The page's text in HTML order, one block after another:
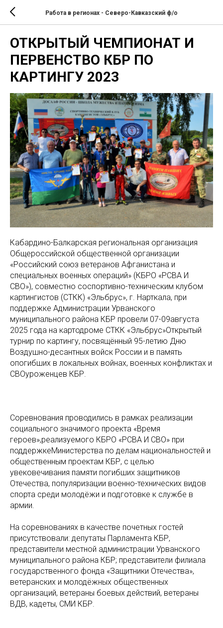
Работа в регионах - Северо-Кавказский ф/о
ОТКРЫТЫЙ ЧЕМПИОНАТ И
ПЕРВЕНСТВО КБР ПО
КАРТИНГУ 2023
Кабардино-Балкарская региональная организация
Общероссийской общественной организации
«Российский союз ветеранов Афганистана и
специальных военных операций» (КБРО «РСВА И
СВО»), совместно соспортивно-техническим клубом
картингистов (СТКК) «Эльбрус», г. Нарткала, при
поддержке Администрации Урванского
муниципального района КБР провели 07-09августа
2025 года на картодроме СТКК «Эльбрус»Открытый
турнир по картингу, посвящённый 95-летию Дню
Воздушно-десантных войск России и в память
опогибших в локальных войнах, военных конфликтах и
СВОуроженцев КБР.
Соревнования проводились в рамках реализации
социального значимого проекта «Время
героев»,реализуемого КБРО «РСВА И СВО» при
поддержкеМинистерства по делам национальностей и
общественным проектам КБР, с целью
увековечивания памяти погибших защитников
Отечества, популяризации военно-технических видов
спорта среди молодёжи и подготовке к службе в
армии.
На соревнованиях в качестве почетных гостей
присутствовали: депутаты Парламента КБР,
представители местной администрации Урванского
муниципального района КБР; представители филиала
государственного фонда «Защитники Отечества»,
ветеранских и молодёжных общественных
организаций, ветераны боевых действий, ветераны
ВДВ, кадеты, СМИ КБР.